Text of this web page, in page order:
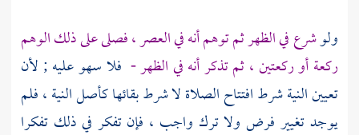
ولوشرع في الظهر ثم توهم أنه في العصر ، فصلى على ذلك الوهم
ركعة أو ركعتين ، ثم تذكر أنه في الظهر - فلا سهو عليه ; لأن
تعيين النية شرط افتتاح الصلاة لا شرط بقائها كأصل النية ، فلم
يوجد تغيير فرض ولا ترك واجب ، فإن تفكر في ذلك تفكرا